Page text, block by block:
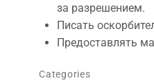
за разрешением.
Писать
Предоставлять
Categories